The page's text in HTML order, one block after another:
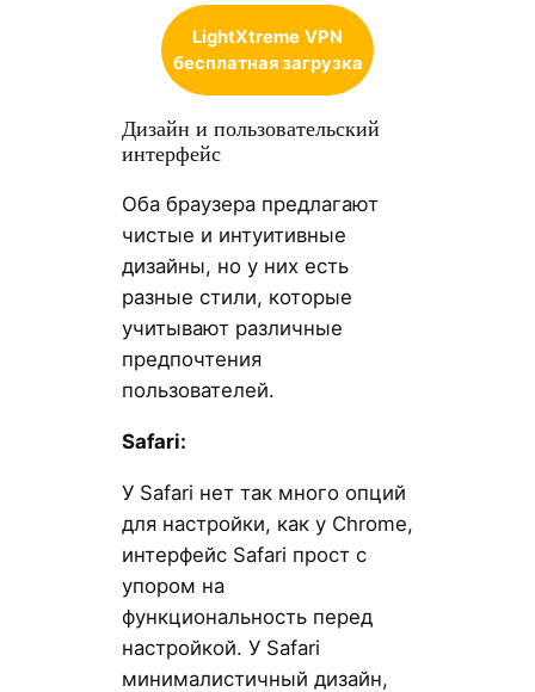
LightXtreme VPN
бесплатная загрузка
Дизайн и пользовательский
интерфейс
Оба браузера предлагают
чистые и интуитивные
дизайны, но у них есть
разные стили, которые
учитывают различные
предпочтения
пользователей.
Safari:
У Safari нет так много опций
для настройки, как у Chrome,
интерфейс Safari прост с
упором на
функциональность перед
настройкой. У Safari
минималистичный дизайн,